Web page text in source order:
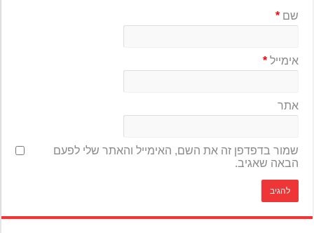
שם*
אימייל*
אתר
שמור בדפדפן זה את השם, האימייל והאתר שלי לפעם
הבאה שאגיב.